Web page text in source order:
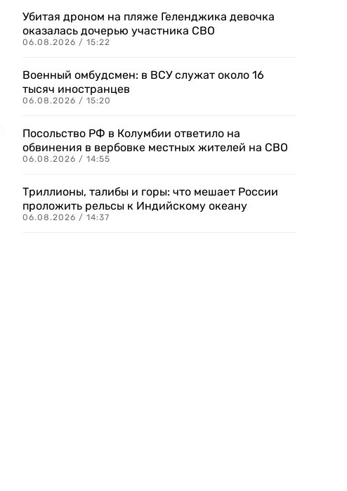
Убитая дроном на пляже Геленджика девочка
оказалась дочерью участника СВО
06.08.2026 / 15:22
Военный омбудсмен: в ВСУ служат около 16
тысяч иностранцев
06.08.2026 / 15:20
Посольство РФ в Колумбии ответило на
обвинения в вербовке местных жителей на СВО
06.08.2026 / 14:55
Триллионы, талибы и горы: что мешает России
проложить рельсы к Индийскому океану
06.08.2026 / 14:37